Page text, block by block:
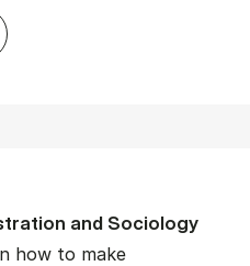
in Busi­ness Ad­min­is­tra­tion
and So­ci­ology
how to make